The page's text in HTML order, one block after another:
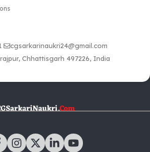
cgsarkarinaukri24@gmail.com
Chhattisgarh 497226, India